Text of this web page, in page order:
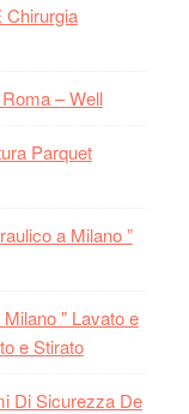
Chirurgia
– Well
Parquet
a Milano ”
" Lavato e
e Stirato
Di Sicurezza De